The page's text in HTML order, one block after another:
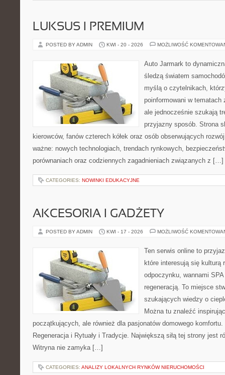
LUKSUS I PREMIUM
POSTED BY ADMIN KWI - 20 - 2026 MOŻLIWOŚĆ
Auto Jarmark to
śledzą światem
myślą o czytelnikach,
poinformowani w
ale jednocześnie szukają
przyjazny sposób. Strona
kierowców, fanów czterech kółek oraz osób obserwujących
ważne: nowych technologiach, trendach rynkowych,
porównaniach oraz codziennych zagadnieniach związanych z […]
CATEGORIES: NOWINKI EDUKACYJNE
AKCESORIA I GADŻETY
POSTED BY ADMIN KWI - 17 - 2026 MOŻLIWOŚĆ
Ten serwis online to
które interesują się kulturą
odpoczynku, wannami
regeneracją. To miejsce
szukających wiedzy o
Można tu znaleźć
początkujących, ale również dla pasjonatów domowego
Regeneracja i Rytuały i Tradycje. Największą siłą tej strony jest
Witryna nie zamyka […]
CATEGORIES: ANALIZY LOKALNYCH RYNKÓW NIERUCHOMOŚCI